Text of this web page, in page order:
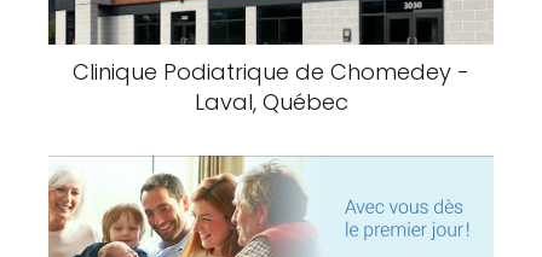
Clinique Podiatrique de Chomedey -
Laval, Québec